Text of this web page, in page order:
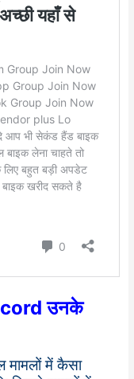
उनके
मामलों में कैसा